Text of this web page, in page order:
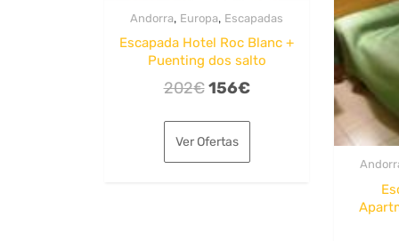
Andorra, Europa, Escapadas
Escapada Hotel Roc Blanc +
Puenting dos salto
202€ El
original
era:
156€El
es:
Ver Ofertas